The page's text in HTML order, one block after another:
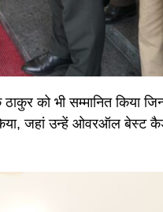
को भी सम्मानित किया
किया, जहां उन्हें ओवरऑल